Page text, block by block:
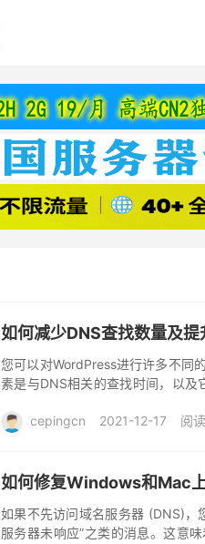
如何减少DNS查找数量及提
您可以对WordPress进行许多不同
素是与DNS相关的查找时间，以及
cepingcn
2021-12-17 阅
如何修复Windows和Mac
如果不先访问域名服务器 (DNS)，
服务器未响应”之类的消息。这意